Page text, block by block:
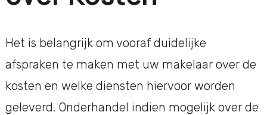
Het is belangrijk om vooraf duidelijke
afspraken te maken met uw makelaar over de
kosten en welke diensten hiervoor worden
geleverd. Onderhandel indien mogelijk over de